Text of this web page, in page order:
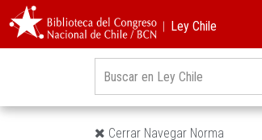
︱Ley Chile
Cerrar Navegar Norma